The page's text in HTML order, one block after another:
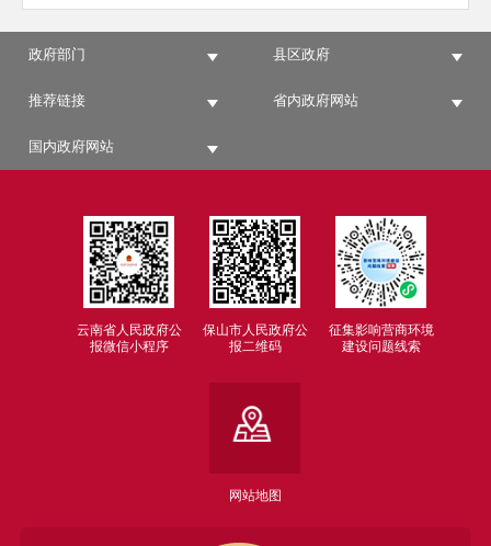
政府部门 县区政府
推荐链接 省内政府网站
国内政府网站
云南省人民政府公
报微信小程序
保山市人民政府公
报二维码
征集影响营商环境
建设问题线索
网站地图